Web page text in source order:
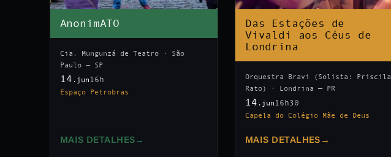
AnonimATO
Cia. Mungunzá de Teatro · São
Paulo — SP
14 .jun 16h
Espaço Petrobras
MAIS DETALHES →
Das Estações de
Vivaldi aos Céus de
Londrina
Orquestra Bravi (Solista: Priscila
Rato) · Londrina — PR
14 .jun 16h30
Capela do Colégio Mãe de Deus
MAIS DETALHES →